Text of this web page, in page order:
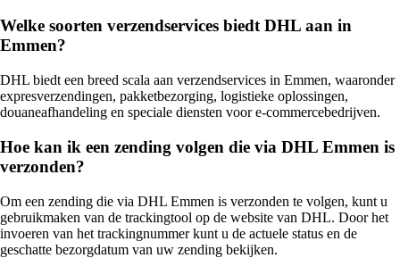
Welke soorten verzendservices biedt DHL aan in
Emmen?
DHL biedt een breed scala aan verzendservices in Emmen, waaronder
expresverzendingen, pakketbezorging, logistieke oplossingen,
douaneafhandeling en speciale diensten voor e-commercebedrijven.
Hoe kan ik een zending volgen die via DHL Emmen is
verzonden?
Om een zending die via DHL Emmen is verzonden te volgen, kunt u
gebruikmaken van de trackingtool op de website van DHL. Door het
invoeren van het trackingnummer kunt u de actuele status en de
geschatte bezorgdatum van uw zending bekijken.